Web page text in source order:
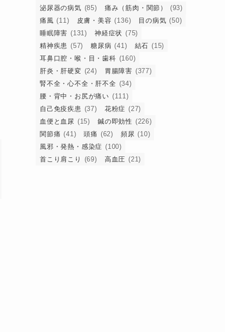
泌尿器の病気 (85) 痛み（筋肉・関節）
(93)
痛風 (11) 皮膚・美容 (136) 目の病気 (50)
睡眠障害 (131) 神経症状 (75)
精神疾患 (57) 糖尿病 (41) 結石 (15)
耳鼻口腔・喉・目・歯科 (160)
肝炎・肝硬変 (24) 胃腸障害 (377)
腎不全・心不全・肝不全 (34)
腰・背中・お尻が痛い (111)
自己免疫疾患 (37) 花粉症 (27)
血便と血尿 (15) 鍼の即効性 (226)
関節痛 (41) 頭痛 (62) 頻尿 (10)
風邪・発熱・感染症 (100)
首こり肩こり
(69) 高血圧 (21)